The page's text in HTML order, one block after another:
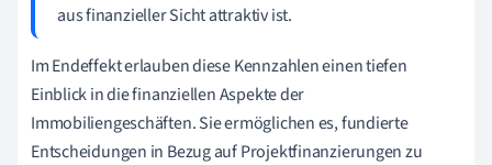
aus finanzieller Sicht attraktiv ist.
Im Endeffekt erlauben diese Kennzahlen einen tiefen
Einblick in die finanziellen Aspekte der
Immobiliengeschäften. Sie ermöglichen es, fundierte
Entscheidungen in Bezug auf Projektfinanzierungen zu